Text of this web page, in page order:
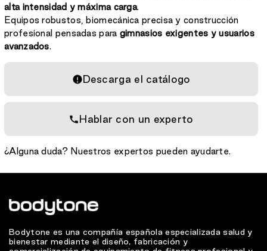
alta intensidad y máxima carga.
Equipos robustos, biomecánica precisa y construcción
profesional pensadas para gimnasios exigentes y usuarios
avanzados.
Descarga el catálogo
Hablar con un experto
¿Alguna duda? Nuestros expertos pueden ayudarte.
Bodytone es una compañía española especializada salud y
bienestar mediante el diseño, fabricación y